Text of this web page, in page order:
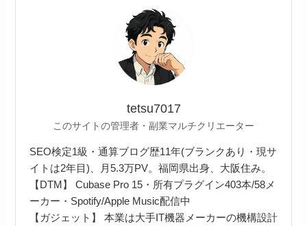
tetsu7017
このサイトの管理者・副業マルチクリエーター
SEO検定1級・通算ブログ歴11年(ブランクあり・現サ
イトは2年目)、月5.3万PV。福岡県出身、大阪住み。
【DTM】 Cubase Pro 15・所有プラグイン403本/58メ
ーカー・Spotify/Apple Music配信中
【ガジェット】 本業は大手IT機器メーカーの機構設計